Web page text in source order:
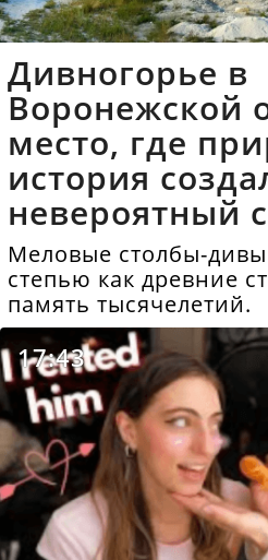
Дивногорье в
Воронежской
место, где
история
невероятный
Меловые столбы-
степью как древние
память тысячелетий.
17:43